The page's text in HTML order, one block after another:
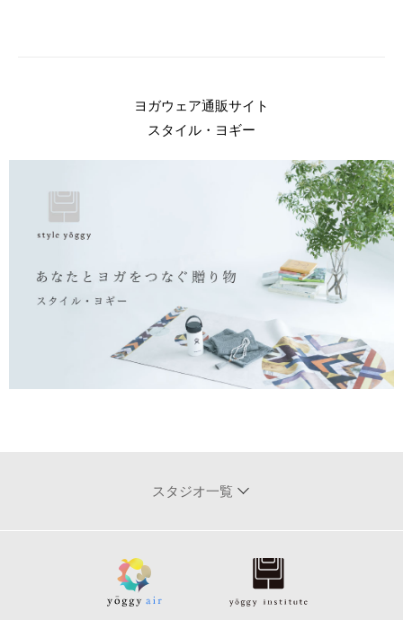
ヨガウェア通販サイト
スタイル・ヨギー
スタジオ一覧